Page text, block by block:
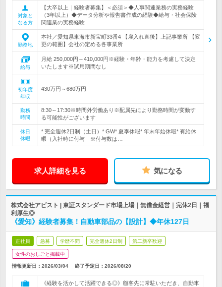
対象と
なる方
【大卒以上｜経験者募集】＜必須＞◆人事関連業務の実務経験
（3年以上）◆データ分析や報告書作成の経験◆給与・社会保険
関連業の実務経験
勤務地
本社／愛知県東海市新宝町33番4 【雇入れ直後】上記事業所 【変
更の範囲】会社の定める各事業所
給与
月給 250,000円～410,000円※経験・年齢・能力を考慮して決定
いたします※試用期間なし
初年度
年収
430万円～680万円
勤務
時間
8:30～17:30※時間外労働あり※配属先により勤務時間が変動す
る可能性がございます
休日
休暇
* 完全週休2日制（土日）* GW* 夏季休暇* 年末年始休暇* 有給休
暇（入社時に付与 ※付与数は…
求人詳細を見る 気になる
株式会社アビスト | 東証スタンダード市場上場｜無借金経営｜完休2日｜福
利厚生◎
《愛知》経験者募集！自動車部品の【設計】◆年休127日
正社員 急募 学歴不問 完全週休2日制 第二新卒歓迎
女性のおしごと掲載中
情報更新日：2026/03/04 終了予定日： 2026/08/20
《経験を活かして活躍できる◎》顧客先に常駐いただき、自動車